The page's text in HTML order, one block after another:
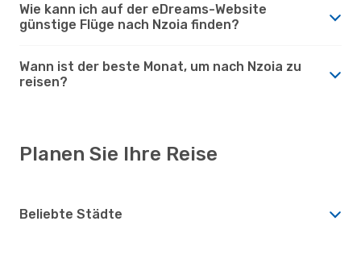
Wie kann ich auf der eDreams-Website
günstige Flüge nach Nzoia finden?
Wann ist der beste Monat, um nach Nzoia zu
reisen?
Planen Sie Ihre Reise
Beliebte Städte